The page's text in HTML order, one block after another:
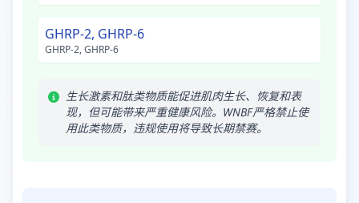
GHRP-2, GHRP-6
GHRP-2, GHRP-6
生长激素和肽类物质能促进肌肉生长、恢复和表
现，但可能带来严重健康风险。WNBF严格禁止使
用此类物质，违规使用将导致长期禁赛。